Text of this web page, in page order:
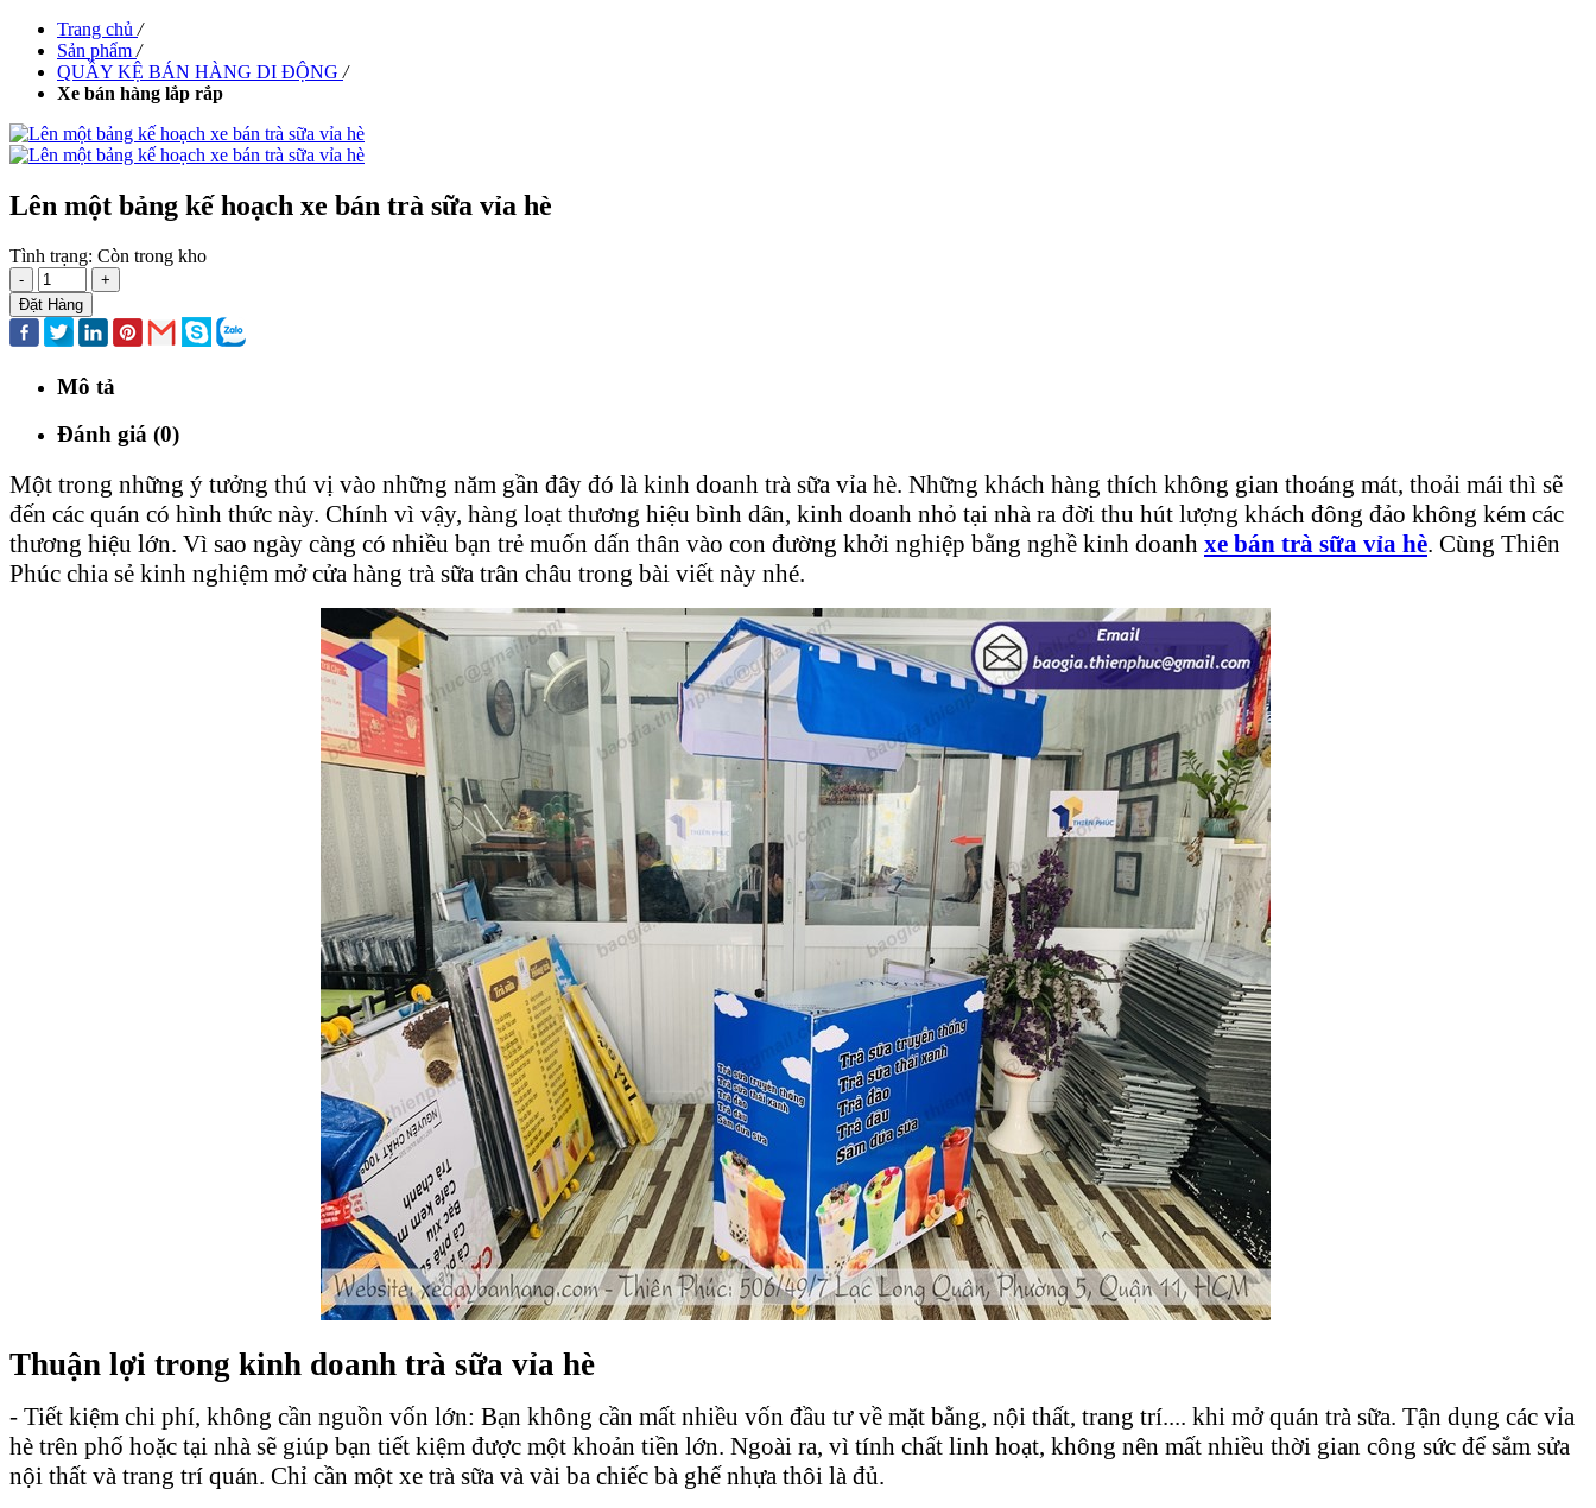
Trang chủ /
Sản phẩm /
QUẦY KỆ BÁN HÀNG DI ĐỘNG /
Xe bán hàng lắp rắp
Lên một bảng kế hoạch xe bán trà sữa vỉa hè
Tình trạng: Còn trong kho
-
+
Đặt Hàng
Mô tả
Đánh giá (0)
Một trong những ý tưởng thú vị vào những năm gần đây đó là kinh doanh trà sữa vỉa hè. Những khách hàng thích không gian thoáng mát, thoải mái thì sẽ
đến các quán có hình thức này. Chính vì vậy, hàng loạt thương hiệu bình dân, kinh doanh nhỏ tại nhà ra đời thu hút lượng khách đông đảo không kém các
thương hiệu lớn. Vì sao ngày càng có nhiều bạn trẻ muốn dấn thân vào con đường khởi nghiệp bằng nghề kinh doanh xe bán trà sữa vỉa hè. Cùng Thiên
Phúc chia sẻ kinh nghiệm mở cửa hàng trà sữa trân châu trong bài viết này nhé.
Thuận lợi trong kinh doanh trà sữa vỉa hè
- Tiết kiệm chi phí, không cần nguồn vốn lớn: Bạn không cần mất nhiều vốn đầu tư về mặt bằng, nội thất, trang trí.... khi mở quán trà sữa. Tận dụng các vỉa
hè trên phố hoặc tại nhà sẽ giúp bạn tiết kiệm được một khoản tiền lớn. Ngoài ra, vì tính chất linh hoạt, không nên mất nhiều thời gian công sức để sắm sửa
nội thất và trang trí quán. Chỉ cần một xe trà sữa và vài ba chiếc bà ghế nhựa thôi là đủ.